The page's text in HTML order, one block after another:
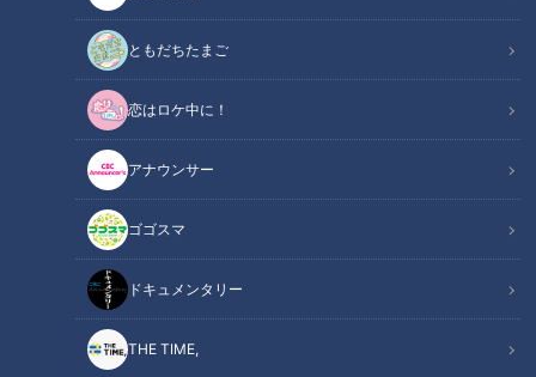
ともだちたまご
恋はロケ中に！
アナウンサー
ゴゴスマ
ドキュメンタリー
THE TIME,
レシピ紹介
柚子こしょうやみそを合わせた調味液を鶏肉にもみ込み、しっ
かりと下味をつけてから焼きます。アルミ箔に包んで蒸し焼き
にすることで、鶏肉がしっとりと仕上がります。（講師：こて
らみや先生／キユーピー３分クッキング ）